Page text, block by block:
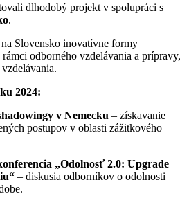
dlhodobý projekt v spolupráci s
.
Slovensko inovatívne formy
odborného vzdelávania a prípravy,
2024:
v Nemecku – získavanie
postupov v oblasti zážitkového
„Odolnosť 2.0: Upgrade
– diskusia odborníkov o odolnosti